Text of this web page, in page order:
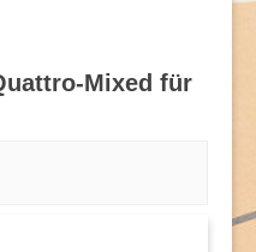
Mixed für